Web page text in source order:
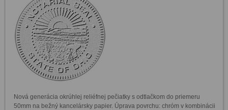
Nová generácia okrúhlej reliéfnej pečiatky s odtlačkom do priemeru
50mm na bežný kancelársky papier. Úprava povrchu: chróm v kombinácii